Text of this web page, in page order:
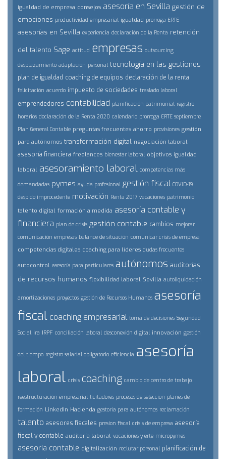
igualdad de empresa consejos asesoría en Sevilla gestión de
emociones productividad empresarial igualdad prorroga ERTE
asesorías en Sevilla experiencia declaración de la Renta retención
del talento Sage actitud empresas outsourcing
desplazamiento adaptación personal tecnología en las gestiones
plan de igualdad coaching de equipos declaración de la renta
felicitación acuerdo impuesto de sociedades traslado laboral
emprendedores contabilidad planificación patrimonial registro
horarios declaración de la Renta 2020 calendario prorroga ERTE septiembre
Plan General Contable preguntas frecuentes ahorro provisiones gestión
para autónomos transformación digital negociación laboral
asesoría financiera freelances bienestar laboral objetivos igualdad
laboral asesoramiento laboral competencias más
demandadas pymes ayuda profesional gestión fiscal COVID-19
despido improcedente motivación Renta 2017 vacaciones patrimonio
talento digital formación a medida asesoría contable y
financiera plan de crisis gestión contable cambios mejorar
comunicación empresas balance de situación comunicar crisis de empresa
competencias digitales coaching para líderes dudas frecuentes
autocontrol asesoría para particulares autónomos auditorías
de recursos humanos flexibilidad laboral Sevilla autoliquidación
amortizaciones proyectos gestión de Recursos Humanos asesoría
fiscal coaching empresarial toma de decisiones Seguridad
Social ira IRPF conciliación laboral desconexión digital innovación gestión
del tiempo registro salarial obligatorio eficiencia asesoría
laboral crisis coaching cambio de centro de trabajo
reestructuración empresarial licitadores procesos de seleccion planes de
formación LinkedIn Hacienda gestoría para autónomos reclamación
talento asesores fiscales presion fiscal crisis de empresa asesoría
fiscal y contable auditoría laboral vacaciones y erte micropymes
asesoría contable digitalización reclutar personal planificación de